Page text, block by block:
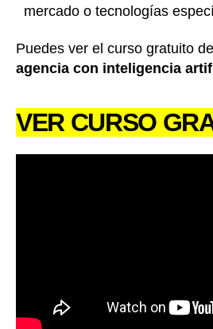
mercado o tecnologías
Puedes ver el curso gratuito
agencia con inteligencia
VER CURSO